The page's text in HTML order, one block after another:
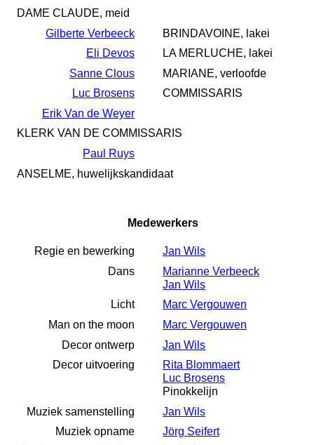
DAME CLAUDE, meid
Gilberte Verbeeck
BRINDAVOINE, lakei
Eli Devos
LA MERLUCHE, lakei
Sanne Clous
MARIANE, verloofde
Luc Brosens
COMMISSARIS
Erik Van de Weyer
KLERK VAN DE COMMISSARIS
Paul Ruys
ANSELME, huwelijkskandidaat
Medewerkers
Regie en bewerking
Jan Wils
Dans
Marianne Verbeeck
Jan Wils
Licht
Marc Vergouwen
Man on the moon
Marc Vergouwen
Decor ontwerp
Jan Wils
Decor uitvoering
Rita Blommaert
Luc Brosens
Pinokkelijn
Muziek samenstelling
Jan Wils
Muziek opname
Jörg Seifert